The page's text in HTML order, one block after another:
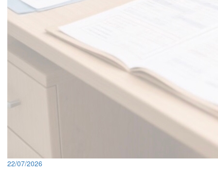
22/07/2026